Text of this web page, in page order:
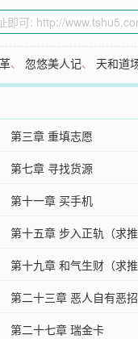
、 忽悠美人记、 天和道
第三章 重填志愿
第七章 寻找货源
第十一章 买手机
第十五章 步入正轨（求推
第十九章 和气生财（求推
第二十三章 恶人自有恶招
第二十七章 瑞金卡